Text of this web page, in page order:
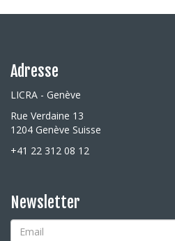
Adresse
LICRA - Genève
Rue Verdaine 13
1204 Genève Suisse
+41 22 312 08 12
Newsletter